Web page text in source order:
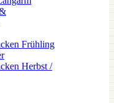
Frühling
Herbst /